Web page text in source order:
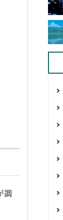
調